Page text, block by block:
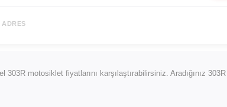
ADRES
303R motosiklet fiyatlarını karşılaştırabilirsiniz. Aradığınız